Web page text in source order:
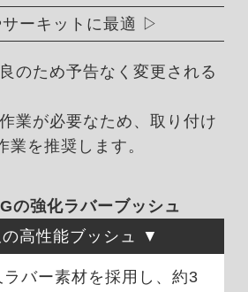
ーキットに最適
のため予告なく変更される
業が必要なため、取り付け
業を推奨します。
の強化ラバーブッシュ
高性能ブッシュ
バー素材を採用し、約3